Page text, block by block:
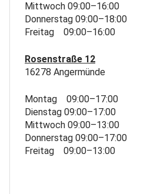
Mittwoch 09:00–16:00
Donnerstag 09:00–18:00
Freitag 09:00–16:00
Rosenstraße 12
16278 Angermünde
Montag 09:00–17:00
Dienstag 09:00–17:00
Mittwoch 09:00–13:00
Donnerstag 09:00–17:00
Freitag 09:00–13:00